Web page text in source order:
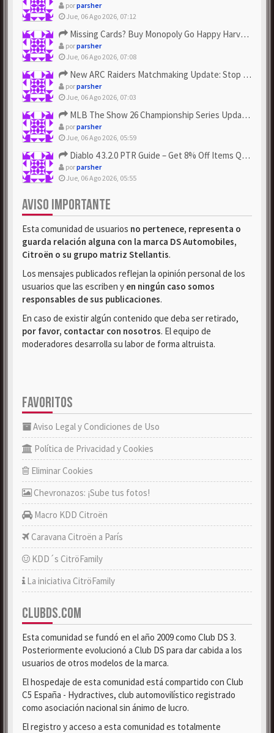
porparsher
Jue, 06 Ago 2026, 07:12
Missing Cards? Buy Monopoly Go Happy Harvest with Looney Tun...
porparsher
Jue, 06 Ago 2026, 07:08
New ARC Raiders Matchmaking Update: Stop Failed - Grab Bluep...
porparsher
Jue, 06 Ago 2026, 07:03
MLB The Show 26 Championship Series Update! Get Cheap & ...
porparsher
Jue, 06 Ago 2026, 05:59
Diablo 4 3.2.0 PTR Guide – Get 8% Off Items Quickly to Test ...
porparsher
Jue, 06 Ago 2026, 05:55
AVISO IMPORTANTE
Esta comunidad de usuarios no pertenece, representa o
guarda relación alguna con la marca DS Automobiles,
Citroën o su grupo matriz Stellantis.
Los mensajes publicados reflejan la opinión personal de los
usuarios que las escriben y en ningún caso somos
responsables de sus publicaciones.
En caso de existir algún contenido que deba ser retirado,
por favor, contactar con nosotros. El equipo de
moderadores desarrolla su labor de forma altruista.
FAVORITOS
Aviso Legal y Condiciones de Uso
Política de Privacidad y Cookies
Eliminar Cookies
Chevronazos: ¡Sube tus fotos!
Macro KDD Citroën
Caravana Citroën a París
KDD´s CitröFamily
La iniciativa CitröFamily
CLUBDS.COM
Esta comunidad se fundó en el año 2009 como Club DS 3.
Posteriormente evolucionó a Club DS para dar cabida a los
usuarios de otros modelos de la marca.
El hospedaje de esta comunidad está compartido con Club
C5 España - Hydractives, club automovilístico registrado
como asociación nacional sin ánimo de lucro.
El registro y acceso a esta comunidad es totalmente